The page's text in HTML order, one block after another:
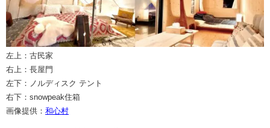
左上：古民家
右上：長屋門
左下：ノルディスク テント
右下：snowpeak住箱
画像提供： 和心村